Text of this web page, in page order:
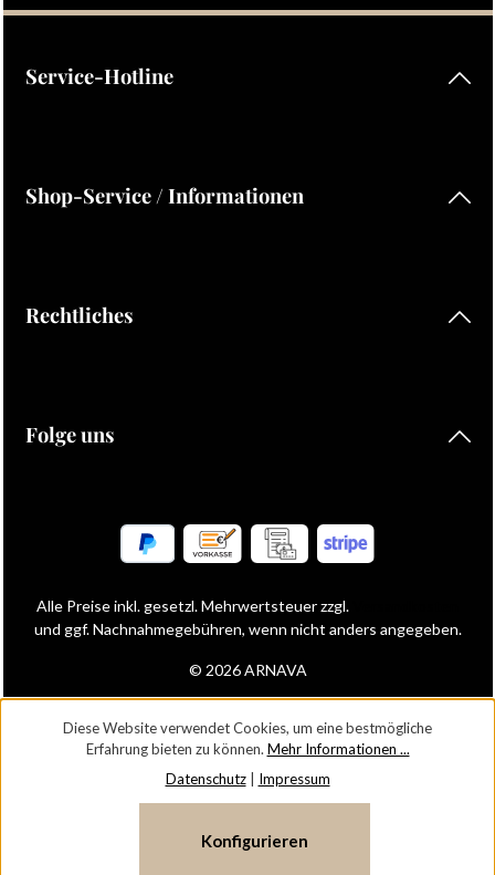
Ich habe dieDatenschutzbestimmungenzur Kenntnis
Service-Hotline
Shop-Service / Informationen
Rechtliches
Folge uns
© 2026 ARNAVA
Alle Preise inkl. gesetzl. Mehrwertsteuer zzgl.
und ggf. Nachnahmegebühren, wenn nicht anders angegeben.
Diese Website verwendet Cookies, um eine bestmögliche
Erfahrung bieten zu können. Mehr Informationen ...
Datenschutz| Impressum
Konfigurieren